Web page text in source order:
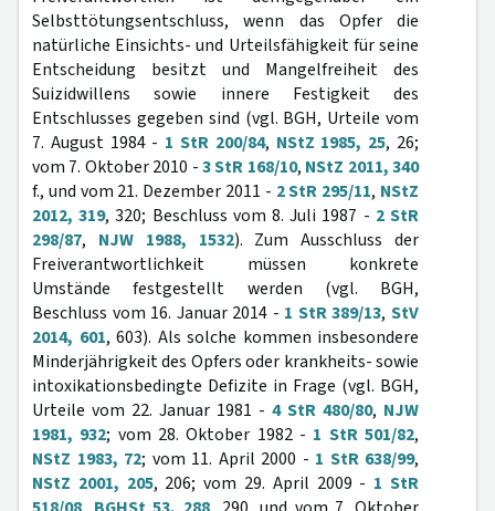
Selbsttötungsentschluss, wenn das Opfer die
natürliche Einsichts- und Urteilsfähigkeit für seine
Entscheidung besitzt und Mangelfreiheit des
Suizidwillens sowie innere Festigkeit des
Entschlusses gegeben sind (vgl. BGH, Urteile vom
7. August 1984 - 1 StR 200/84, NStZ 1985, 25, 26;
vom 7. Oktober 2010 -3 StR 168/10, NStZ 2011, 340
f., und vom 21. Dezember 2011 - 2 StR 295/11, NStZ
2012, 319, 320; Beschluss vom 8. Juli 1987 - 2 StR
298/87, NJW 1988, 1532). Zum Ausschluss der
Freiverantwortlichkeit müssen konkrete
Umstände festgestellt werden (vgl. BGH,
Beschluss vom 16. Januar 2014 - 1 StR 389/13,StV
2014, 601, 603). Als solche kommen insbesondere
Minderjährigkeit des Opfers oder krankheits- sowie
intoxikationsbedingte Defizite in Frage (vgl. BGH,
Urteile vom 22. Januar 1981 - 4 StR 480/80, NJW
1981, 932; vom 28. Oktober 1982 - 1 StR 501/82,
NStZ 1983, 72; vom 11. April 2000 - 1 StR 638/99,
NStZ 2001, 205, 206; vom 29. April 2009 - 1 StR